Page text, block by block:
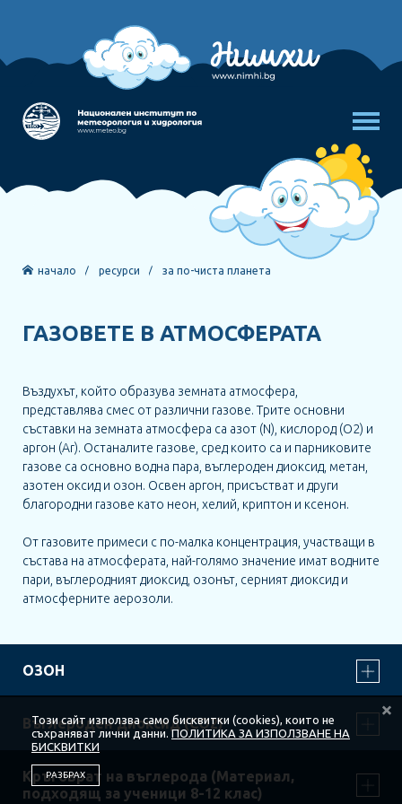
начало ресурси за по-чиста планета
ГАЗОВЕТЕ В АТМОСФЕРАТА
Въздухът, който образува земната атмосфера,
представлява смес от различни газове. Трите основни
съставки на земната атмосфера са азот (N), кислород (O2) и
аргон (Ar). Останалите газове, сред които са и парниковите
газове са основно водна пара, въглероден диоксид, метан,
азотен оксид и озон. Освен аргон, присъстват и други
благородни газове като неон, хелий, криптон и ксенон.
От газовите примеси с по-малка концентрация, участващи в
състава на атмосферата, най-голямо значение имат водните
пари, въглеродният диоксид, озонът, серният диоксид и
атмосферните аерозоли.
ОЗОН
Въглероден диоксид (CO2)
концентрация по-малка от водните пари – около 0,032 %.
Поглъща интензивно топлинната радиация и допринася за
Кръговрат на въглерода (Материал,
подходящ за ученици 8-12 клас)
РЕСУРСИ
НОВИНИ
ЗА НАС
КОНТАКТ
ОБЩИ УСЛОВИЯ ЗА ПОЛЗВАНЕ
ПОЛИТИКА ЗА ИЗПОЛЗВАНЕ НА
ПОСЛЕДВАЙТЕ НИ
Този сайт използва само бисквитки (cookies), които не
съхраняват лични данни.ПОЛИТИКА ЗА ИЗПОЛЗВАНЕ НА
БИСКВИТКИ
РАЗБРАХ